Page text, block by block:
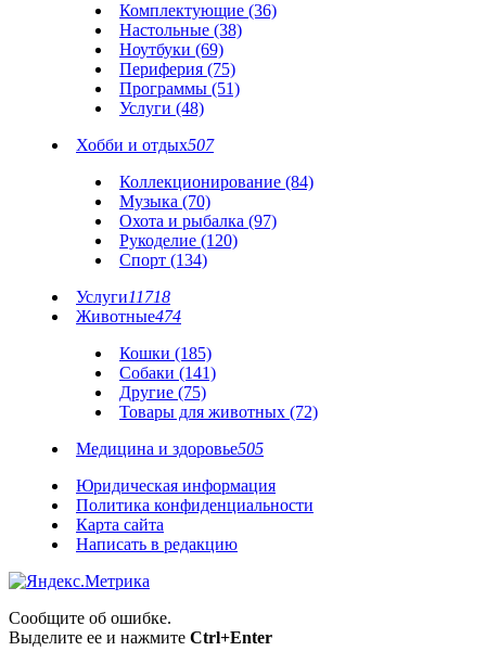
Комплектующие (36)
Настольные (38)
Ноутбуки (69)
Периферия (75)
Программы (51)
Услуги (48)
Хобби и отдых507
Коллекционирование (84)
Музыка (70)
Охота и рыбалка (97)
Рукоделие (120)
Спорт (134)
Услуги11718
Животные474
Кошки (185)
Собаки (141)
Другие (75)
Товары для животных (72)
Медицина и здоровье505
Юридическая информация
Политика конфиденциальности
Карта сайта
Написать в редакцию
Сообщите об ошибке.
Выделите ее и нажмите Ctrl+Enter